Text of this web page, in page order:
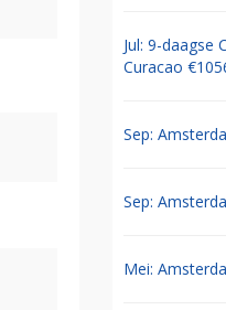
Jul: 9-daagse
Curacao
Sep:
Sep:
Mei: